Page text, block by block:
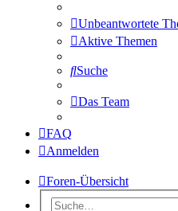
Unbeantwortete
Aktive Themen
Suche
Das Team
FAQ
Anmelden
Foren-Übersicht